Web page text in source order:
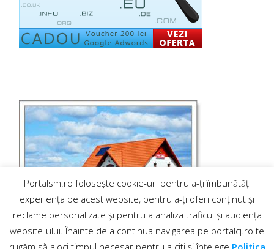
Portalsm.ro folosește cookie-uri pentru a-ți îmbunătăți
experiența pe acest website, pentru a-ți oferi conținut și
reclame personalizate și pentru a analiza traficul și audiența
website-ului. Înainte de a continua navigarea pe portalcj.ro te